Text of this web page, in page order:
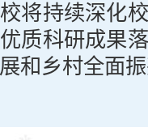
将持续深化
质科研成果
和乡村全面振